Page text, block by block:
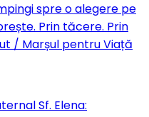
spre o alegere pe
Prin tăcere. Prin
/ Marșul pentru Viață
Sf. Elena: